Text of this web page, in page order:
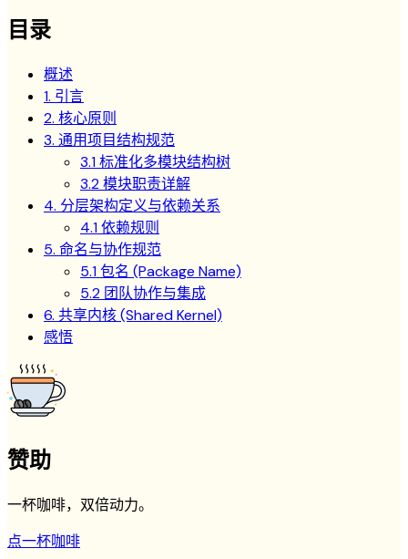
目录
概述
1. 引言
2. 核心原则
3. 通用项目结构规范
3.1 标准化多模块结构树
3.2 模块职责详解
4. 分层架构定义与依赖关系
4.1 依赖规则
5. 命名与协作规范
5.1 包名 (Package Name)
5.2 团队协作与集成
6. 共享内核 (Shared Kernel)
感悟
赞助
一杯咖啡，双倍动力。
点一杯咖啡